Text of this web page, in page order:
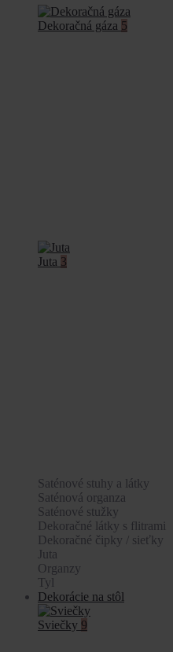
Dekoračná gáza 5
Juta 3
Saténové stuhy a látky
Saténová organza
Saténové stužky
Dekoračné látky s flitrami
Dekoračné čipky / sieťky
Juta
Organzy
Tyl
Dekorácie na stôl
Sviečky 9